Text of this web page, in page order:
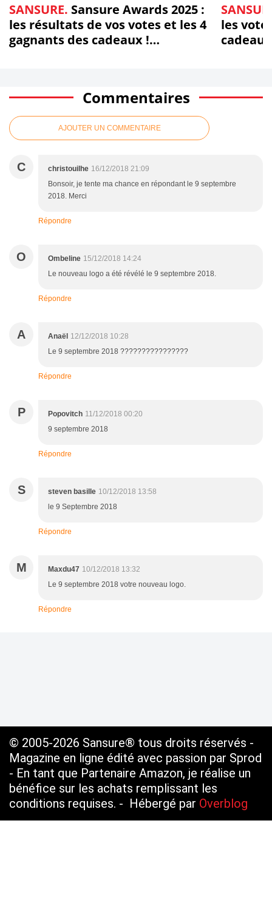
SANSURE. Sansure Awards 2025 :
les résultats de vos votes et les 4
gagnants des cadeaux !
les
Commentaires
AJOUTER UN COMMENTAIRE
C christouilhe 16/12/2018 21:09
Bonsoir, je tente ma chance en répondant le 9 septembre
2018. Merci
Répondre
O Ombeline 15/12/2018 14:24
Le nouveau logo a été révélé le 9 septembre 2018.
Répondre
A Anaël 12/12/2018 10:28
Le 9 septembre 2018 ????????????????
Répondre
P Popovitch 11/12/2018 00:20
9 septembre 2018
Répondre
S steven basille 10/12/2018 13:58
le 9 Septembre 2018
Répondre
M Maxdu47 10/12/2018 13:32
Le 9 septembre 2018 votre nouveau logo.
Répondre
© 2005-2026 Sansure® tous droits réservés -
Magazine en ligne édité avec passion par Sprod
- En tant que Partenaire Amazon, je réalise un
bénéfice sur les achats remplissant les
conditions requises. - Hébergé par Overblog